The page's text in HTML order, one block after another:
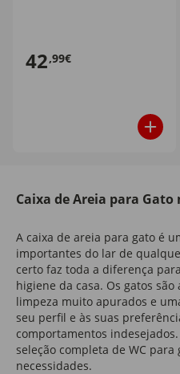
42,99€
Caixa de Areia para
A caixa de areia para gato é
importantes do lar de
certo faz toda a diferença
higiene da casa. Os gatos
limpeza muito apurados e
seu perfil e às suas
comportamentos
seleção completa de WC
necessidades.